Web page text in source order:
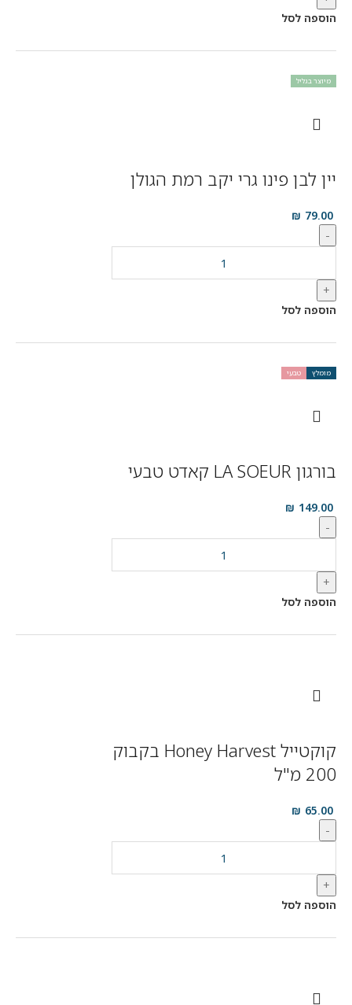
הוספה לסל
מיוצר בגליל
יין לבן פינו גרי יקב רמת הגולן
79.00
₪
-
+
הוספה לסל
מומלץ טבעי
בורגון LA SOEUR קאדט טבעי
149.00
₪
-
+
הוספה לסל
קוקטייל Honey Harvest בקבוק
200 מ"ל
65.00
₪
-
+
הוספה לסל